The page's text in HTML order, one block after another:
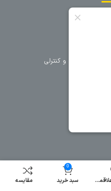
تجهیزات حفاظتی و کنترلی
لیست علاقمندی
0
سبد خرید مقایسه